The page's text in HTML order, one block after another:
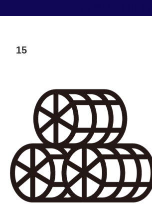
15